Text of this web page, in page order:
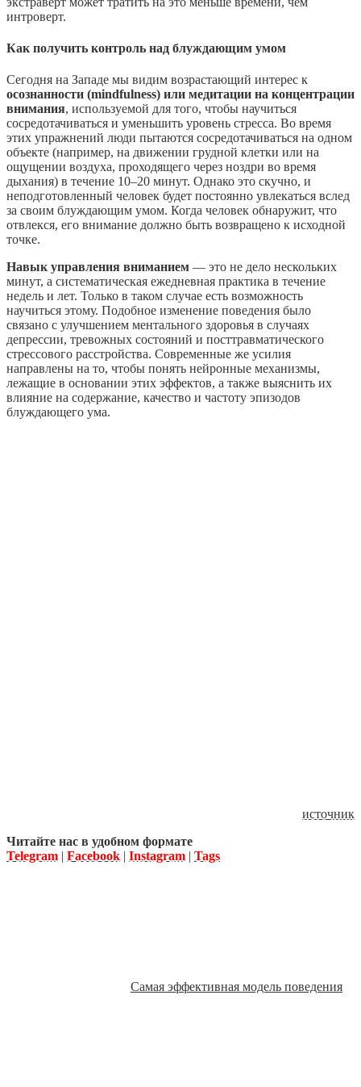
интроверт.
Как получить контроль над блуждающим умом
Сегодня на Западе мы видим возрастающий интерес к
осознанности (mindfulness) или медитации на концентрации
внимания, используемой для того, чтобы научиться
сосредотачиваться и уменьшить уровень стресса. Во время
этих упражнений люди пытаются сосредотачиваться на одном
объекте (например, на движении грудной клетки или на
ощущении воздуха, проходящего через ноздри во время
дыхания) в течение 10–20 минут. Однако это скучно, и
неподготовленный человек будет постоянно увлекаться вслед
за своим блуждающим умом. Когда человек обнаружит, что
отвлекся, его внимание должно быть возвращено к исходной
точке.
Навык управления вниманием — это не дело нескольких
минут, а систематическая ежедневная практика в течение
недель и лет. Только в таком случае есть возможность
научиться этому. Подобное изменение поведения было
связано с улучшением ментального здоровья в случаях
депрессии, тревожных состояний и посттравматического
стрессового расстройства. Современные же усилия
направлены на то, чтобы понять нейронные механизмы,
лежащие в основании этих эффектов, а также выяснить их
влияние на содержание, качество и частоту эпизодов
блуждающего ума.
источник
Читайте нас в удобном формате
Telegram | Facebook | Instagram | Tags
Самая эффективная модель поведения